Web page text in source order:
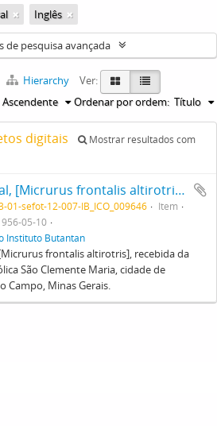
Inglês
de pesquisa avançada
Hierarchy
Ver:
Ordenar por ordem: Título
Ascendente
digitais
Mostrar resultados com
Cobra Coral, [Micrurus frontalis altirotris], recebida da Escola Apostólica São Clemente Maria, cidade de Congonhas do Campo, Minas Gerais.
01-sefot-12-007-IB_ICO_009646
Item
05-10
Instituto Butantan
frontalis altirotris], recebida da
São Clemente Maria, cidade de
Campo, Minas Gerais.